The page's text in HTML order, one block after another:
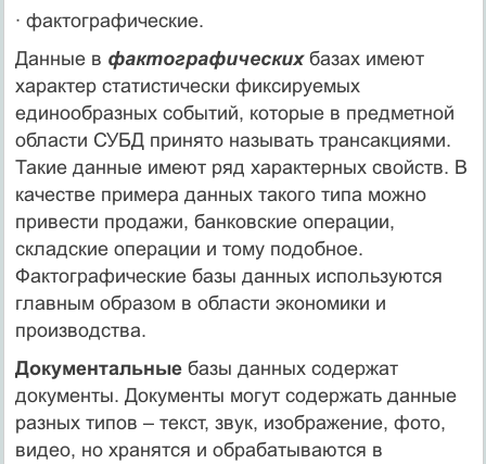
· фактографические.
Данные в фактографическихбазах имеют
характер статистически фиксируемых
единообразных событий, которые в предметной
области СУБД принято называть трансакциями.
Такие данные имеют ряд характерных свойств. В
качестве примера данных такого типа можно
привести продажи, банковские операции,
складские операции и тому подобное.
Фактографические базы данных используются
главным образом в области экономики и
производства.
Документальныебазы данных содержат
документы. Документы могут содержать данные
разных типов – текст, звук, изображение, фото,
видео, но хранятся и обрабатываются в